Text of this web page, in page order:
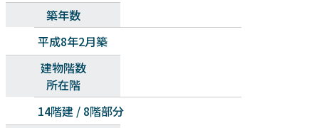
築年数
平成8年2月築
建物階数
所在階
14階建 / 8階部分